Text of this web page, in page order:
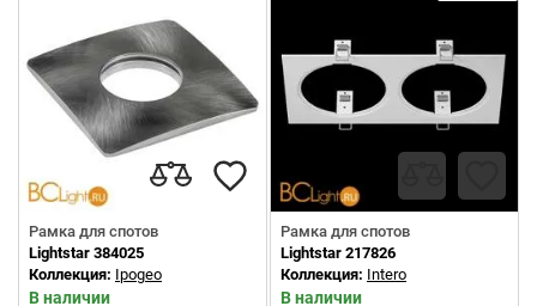
Рамка для спотов
Lightstar 384025
Коллекция: Ipogeo
В наличии
Рамка для спотов
Lightstar 217826
Коллекция: Intero
В наличии